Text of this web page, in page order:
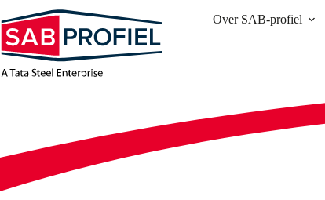
naar
de
inhoud
Over SAB-profiel